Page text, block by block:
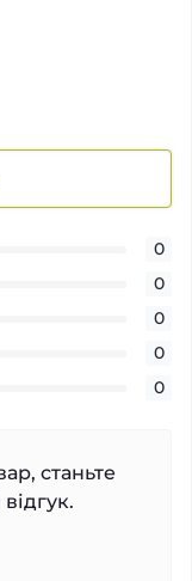
0
0
0
0
0
станьте